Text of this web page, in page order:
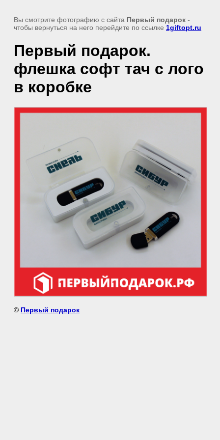
Вы смотрите фотографию с сайта Первый подарок -
чтобы вернуться на него перейдите по ссылке 1giftopt.ru
Первый подарок.
флешка софт тач с лого
в коробке
© Первый подарок